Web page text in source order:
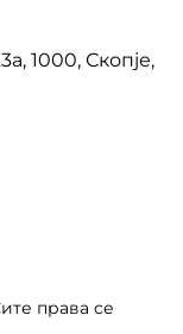
1000, Скопје,
права се